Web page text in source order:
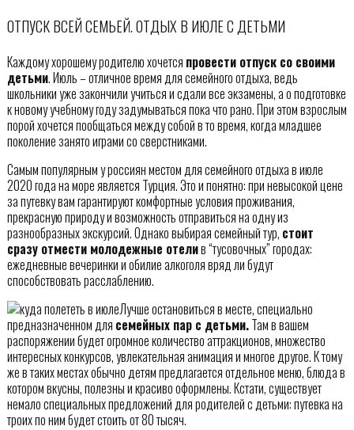
ОТПУСК ВСЕЙ СЕМЬЕЙ. ОТДЫХ В ИЮЛЕ С ДЕТЬМИ
Каждому хорошему родителю хочется провести отпуск со своими
детьми. Июль – отличное время для семейного отдыха, ведь
школьники уже закончили учиться и сдали все экзамены, а о подготовке
к новому учебному году задумываться пока что рано. При этом взрослым
порой хочется пообщаться между собой в то время, когда младшее
поколение занято играми со сверстниками.
Самым популярным у россиян местом для семейного отдыха в июле
2020 года на море является Турция. Это и понятно: при невысокой цене
за путевку вам гарантируют комфортные условия проживания,
прекрасную природу и возможность отправиться на одну из
разнообразных экскурсий. Однако выбирая семейный тур, стоит
сразу отмести молодежные отелив “тусовочных” городах:
ежедневные вечеринки и обилие алкоголя вряд ли будут
способствовать расслаблению.
Лучше остановиться в месте, специально
предназначенном для семейных пар с детьми.Там в вашем
распоряжении будет огромное количество аттракционов, множество
интересных конкурсов, увлекательная анимация и многое другое. К тому
же в таких местах обычно детям предлагается отдельное меню, блюда в
котором вкусны, полезны и красиво оформлены. Кстати, существует
немало специальных предложений для родителей с детьми: путевка на
троих по ним будет стоить от 80 тысяч.